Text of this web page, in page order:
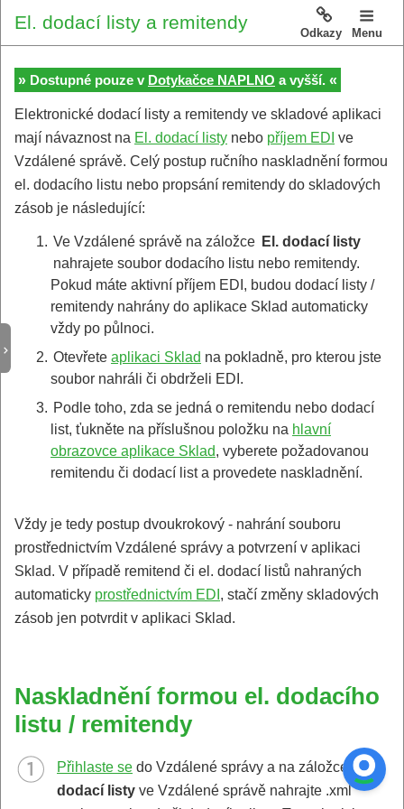
El. dodací listy a remitendy
Odkazy Menu
» Dostupné pouze v Dotykačce NAPLNO a vyšší.«
Elektronické dodací listy a remitendy ve skladové aplikaci
mají návaznost na El. dodací listy nebo příjem EDI ve
Vzdálené správě. Celý postup ručního naskladnění formou
el. dodacího listu nebo propsání remitendy do skladových
zásob je následující:
1. Ve Vzdálené správě na záložce El. dodací listy
nahrajete soubor dodacího listu nebo remitendy.
Pokud máte aktivní příjem EDI, budou dodací listy /
remitendy nahrány do aplikace Sklad automaticky
vždy po půlnoci.
2. Otevřeteaplikaci Sklad na pokladně, pro kterou jste
soubor nahráli či obdrželi EDI.
3. Podle toho, zda se jedná o remitendu nebo dodací
list, ťukněte na příslušnou položku na hlavní
obrazovce aplikace Sklad, vyberete požadovanou
remitendu či dodací list a provedete naskladnění.
Vždy je tedy postup dvoukrokový - nahrání souboru
prostřednictvím Vzdálené správy a potvrzení v aplikaci
Sklad. V případě remitend či el. dodací listů nahraných
automaticky prostřednictvím EDI , stačí změny skladových
zásob jen potvrdit v aplikaci Sklad.
Naskladnění formou el. dodacího
listu / remitendy
Přihlaste se do Vzdálené správy a na záložce El.
dodací listy ve Vzdálené správě nahrajte .xml